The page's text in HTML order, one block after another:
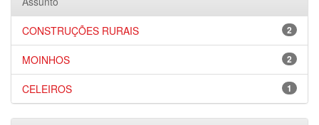
2
CONSTRUÇÕES RURAIS
2
MOINHOS
1
CELEIROS